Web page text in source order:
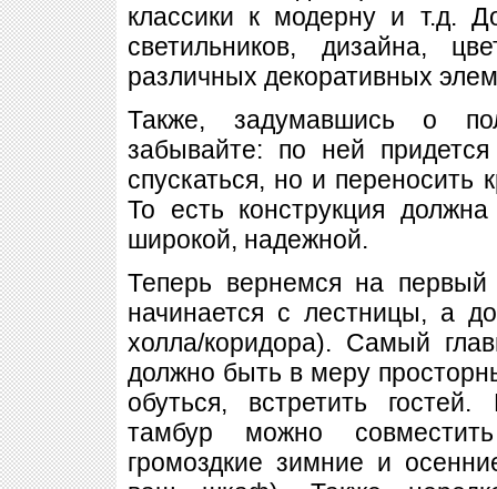
классики к модерну и т.д.
светильников, дизайна,
различных декоративных
Также, задумавшись о
забывайте: по ней
спускаться, но и
То есть конструкция
широкой, надежной.
Теперь вернемся на первый
начинается с лестницы, а
холла/коридора). Самый
должно быть в меру
обуться, встретить
тамбур можно
громоздкие зимние и